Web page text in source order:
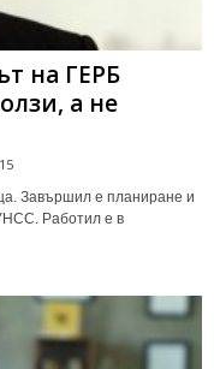
на ГЕРБ
а не
Завършил е планиране и
Работил е в